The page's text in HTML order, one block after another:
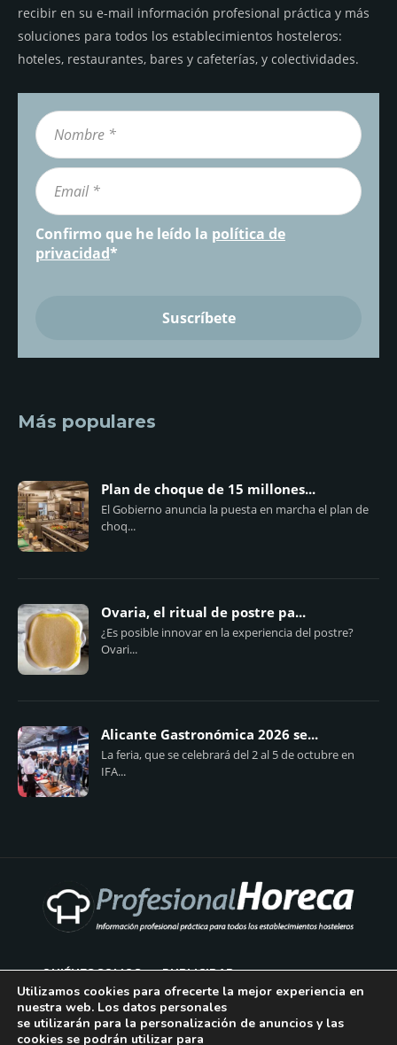
recibir en su e-mail información profesional práctica y más
soluciones para todos los establecimientos hosteleros:
hoteles, restaurantes, bares y cafeterías, y colectividades.
Confirmo que he leído la política de
privacidad*
Más populares
Plan de choque de 15 millones...
El Gobierno anuncia la puesta en marcha el plan de
choq...
Ovaria, el ritual de postre pa...
¿Es posible innovar en la experiencia del postre?
Ovari...
Alicante Gastronómica 2026 se...
La feria, que se celebrará del 2 al 5 de octubre en
IFA...
QUIÉNES SOMOS PUBLICIDAD
AVISO LEGAL
Utilizamos cookies para ofrecerte la mejor experiencia en
nuestra web. Los datos personales
se utilizarán para la personalización de anuncios y las
cookies se podrán utilizar para